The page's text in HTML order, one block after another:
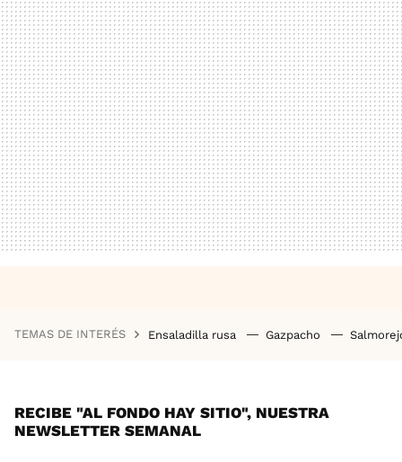
TEMAS DE INTERÉS Ensaladilla rusa Gazpacho
RECIBE "AL FONDO HAY SITIO", NUESTRA
NEWSLETTER SEMANAL